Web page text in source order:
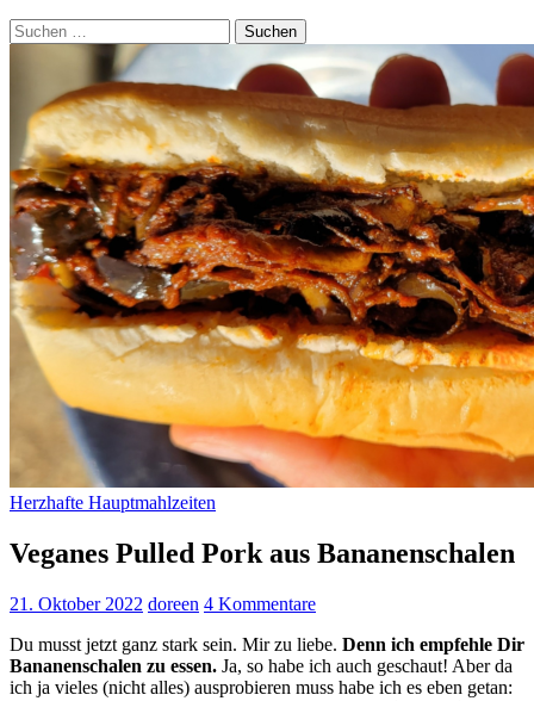
Suchen
nach:
Herzhafte Hauptmahlzeiten
Veganes Pulled Pork aus Bananenschalen
21. Oktober 2022 doreen 4 Kommentare
Du musst jetzt ganz stark sein. Mir zu liebe. Denn ich empfehle Dir
Bananenschalen zu essen. Ja, so habe ich auch geschaut! Aber da
ich ja vieles (nicht alles) ausprobieren muss habe ich es eben getan: